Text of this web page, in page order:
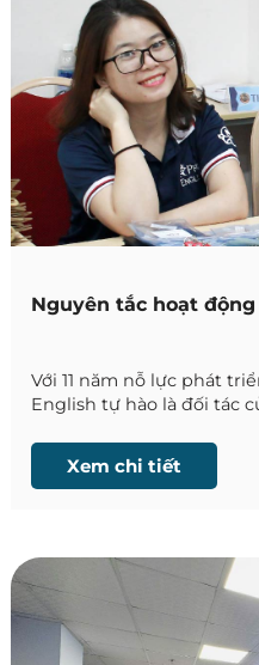
Nguyên tắc hoạt động
Với 11 năm nỗ lực phát
English tự hào là đối tác
học sinh trong hành trình
Xem chi tiết